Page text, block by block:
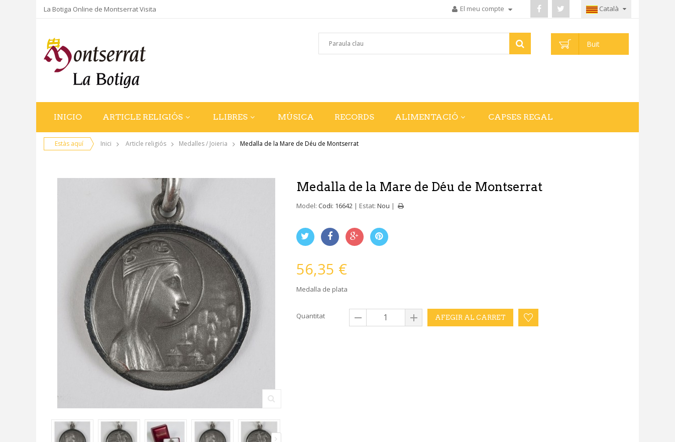
La Botiga Online de Montserrat Visita El meu compte Català
Buit
INICIO ARTICLE RELIGIÓS LLIBRES MÚSICA RECORDS ALIMENTACIÓ CAPSES REGAL
Estàs aquí Inici Article religiós Medalles / Joieria Medalla de la Mare de Déu de Montserrat
Medalla de la Mare de Déu de Montserrat
Model: Codi: 16642 Estat: Nou
56,35 €
Medalla de plata
Quantitat AFEGIR AL CARRET